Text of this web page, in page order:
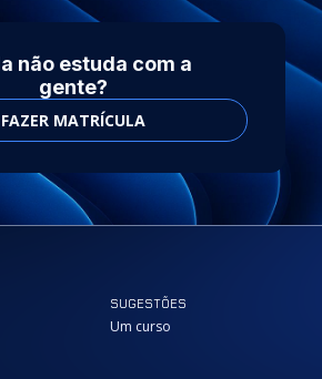
não estuda com a
gente?
FAZER MATRÍCULA
SUGESTÕES
Um curso